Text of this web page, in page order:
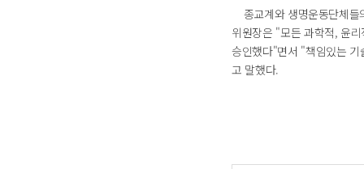
종교계와 생명운동단체들
위원장은 "모든 과학적, 윤
승인했다"면서 "책임있는
고 말했다.